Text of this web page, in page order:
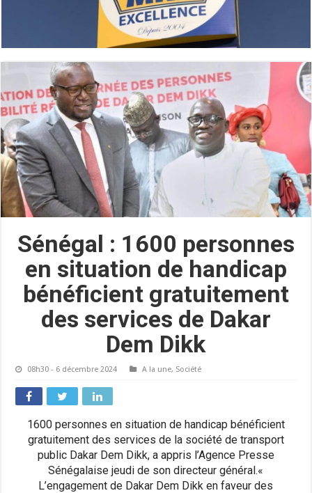
Sénégal : 1600 personnes
en situation de handicap
bénéficient gratuitement
des services de Dakar
Dem Dikk
08h30 - 6 décembre 2024 A la une, Société
1600 personnes en situation de handicap bénéficient
gratuitement des services de la société de transport
public Dakar Dem Dikk, a appris l’Agence Presse
Sénégalaise jeudi de son directeur général.«
L’engagement de Dakar Dem Dikk en faveur des